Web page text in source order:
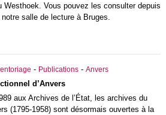
Westhoek. Vous pouvez les consulter depuis
salle de lecture à Bruges.
- Publications- Anvers
d’Anvers
aux Archives de l’État, les archives du
(1795-1958) sont désormais ouvertes à la